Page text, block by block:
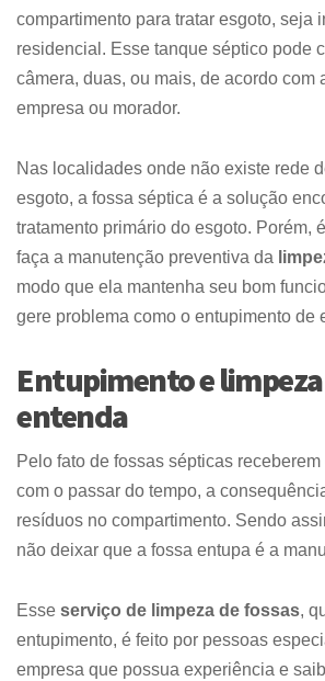
compartimento para tratar esgoto, seja
residencial. Esse tanque séptico pode
câmera, duas, ou mais, de acordo com
empresa ou morador.
Nas localidades onde não existe rede
esgoto, a fossa séptica é a solução
tratamento primário do esgoto. Porém,
faça a manutenção preventiva da
modo que ela mantenha seu bom
gere problema como o entupimento de
Entupimento e
entenda
Pelo fato de fossas sépticas
com o passar do tempo, a
resíduos no compartimento. Sendo
não deixar que a fossa entupa é a
Esse serviço de limpeza de fossas,
entupimento, é feito por pessoas
empresa que possua experiência e